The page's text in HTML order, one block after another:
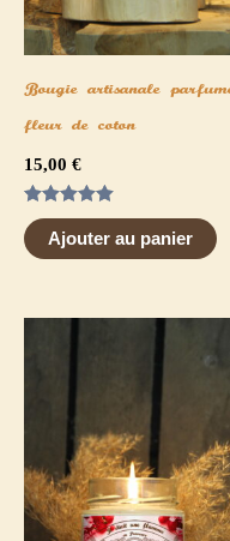
Bougie artisanale
fleur de coton
15,00 €
Note
5.00
sur 5
Ajouter au panier